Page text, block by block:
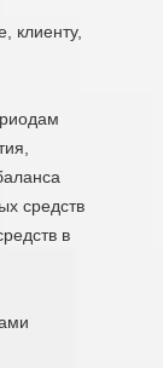
клиенту,
средств
в